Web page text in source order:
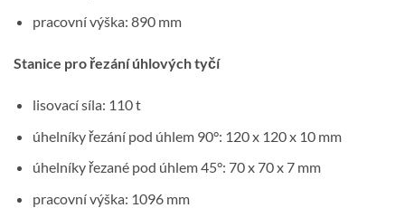
pracovní výška: 890 mm
Stanice pro řezání úhlových tyčí
lisovací síla: 110 t
úhelníky řezání pod úhlem 90°: 120 x 120 x 10 mm
úhelníky řezané pod úhlem 45°: 70 x 70 x 7 mm
pracovní výška: 1096 mm